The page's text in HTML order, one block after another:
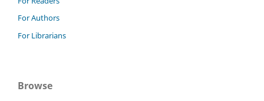
For Authors
For Librarians
Browse